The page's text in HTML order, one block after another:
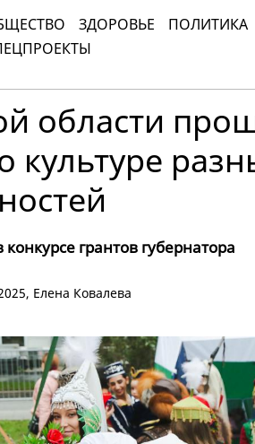
ЗДОРОВЬЕ ПОЛИТИКА
области
культуре
грантов губернатора
Елена Ковалева